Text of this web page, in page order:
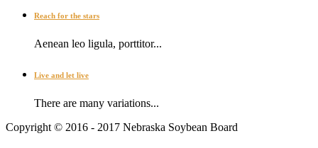
Reach for the stars
Aenean leo ligula, porttitor...
Live and let live
There are many variations...
Copyright © 2016 - 2017 Nebraska Soybean Board